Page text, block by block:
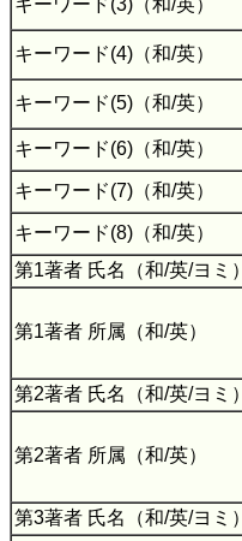
キーワード(3)（和/英）
キーワード(4)（和/英）
キーワード(5)（和/英）
キーワード(6)（和/英）
キーワード(7)（和/英）
キーワード(8)（和/英）
第1著者 氏名（和/英/ヨミ）
第1著者 所属（和/英）
第2著者 氏名（和/英/ヨミ）
第2著者 所属（和/英）
第3著者 氏名（和/英/ヨミ）